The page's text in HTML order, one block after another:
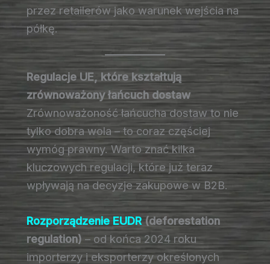
przez retailerów jako warunek wejścia na
półkę.
Regulacje UE, które kształtują
zrównoważony łańcuch dostaw
Zrównoważoność łańcucha dostaw to nie
tylko dobra wola – to coraz częściej
wymóg prawny. Warto znać kilka
kluczowych regulacji, które już teraz
wpływają na decyzje zakupowe w B2B.
Rozporządzenie EUDR(deforestation
regulation) – od końca 2024 roku
importerzy i eksporterzy określonych